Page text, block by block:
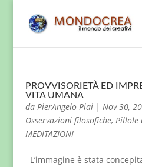
PROVVISORIETÀ ED
VITA UMANA
da PierAngelo Piai| Nov 30,
Osservazioni filosofiche, Pillole
MEDITAZIONI
L’immagine è stata